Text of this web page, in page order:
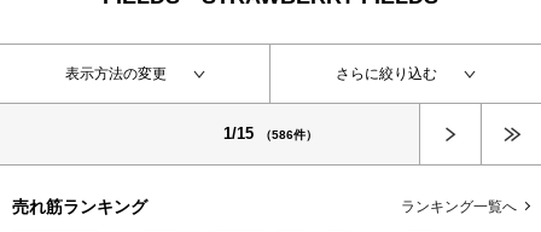
表示方法の変更 さらに絞り込む
1/15 （586件）
売れ筋ランキング ランキング一覧へ